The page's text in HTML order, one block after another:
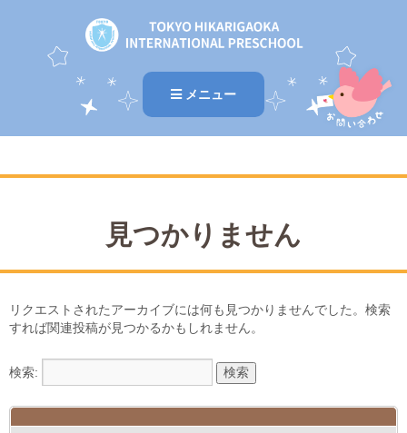
メニュー
見つかりません
リクエストされたアーカイブには何も見つかりませんでした。検索
すれば関連投稿が見つかるかもしれません。
検索: